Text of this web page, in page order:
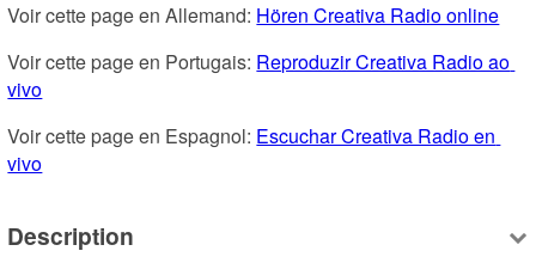
Voir cette page en Allemand: Hören Creativa Radio online
Voir cette page en Portugais: Reproduzir Creativa Radio ao
vivo
Voir cette page en Espagnol: Escuchar Creativa Radio en
vivo
Description